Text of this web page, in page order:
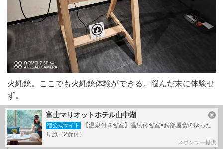
火縄銃。ここでも火縄銃体験ができる。悩んだ末に体験せ
ず。
富士マリオットホテル山中湖
宿公式サイト
【温泉付き客室】温泉付客室×お部屋食のゆった
り旅（2食付）
スポンサー提供